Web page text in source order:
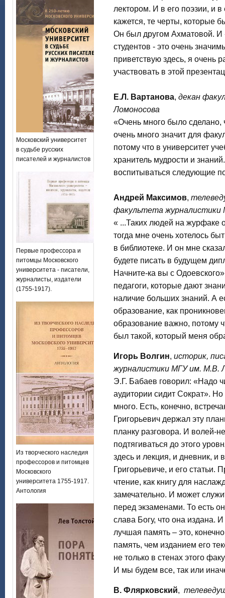
Московский университет
в судьбе русских
писателей и журналистов
Первые профессора и
питомцы Московского
университета - писатели,
журналисты, издатели
(1755-1917).
Из творческого наследия
профессоров и питомцев
Московского
университета 1755-1917.
Антология
лектором. И в его поэзии, и в
кажется, те черты, которые
Он был другом Ахматовой.
студентов - это очень
приветствую здесь, я очень
участвовать в этой
Е.Л. Вартанова, декан
Ломоносова
«Очень много было сделано,
очень много значит для
потому что в университет
хранитель мудрости и
воспитываться следующие
Андрей Максимов,
факультета журналистики
« ...Таких людей на журфаке
тогда мне очень хотелось
в библиотеке. И он мне
будете писать в будущем
Начните-ка вы с
педагоги, которые дают
наличие больших знаний. А
образование, как
образование важно, потому
был такой, который меня
Игорь Волгин, историк,
журналистики МГУ им. М.В.
Э.Г. Бабаев говорил: «Надо
аудитории сидит Сократ».
много. Есть, конечно,
Григорьевич держал эту
планку разговора. И волей-
подтягиваться до этого
здесь и лекция, и дневник,
Григорьевиче, и его статьи.
чтение, как книгу для
замечательно. И может
перед экзаменами. То есть
слава Богу, что она издана.
лучшая память – это,
память, чем изданием его
не только в стенах этого
И мы будем все, так или
В. Флярковский,